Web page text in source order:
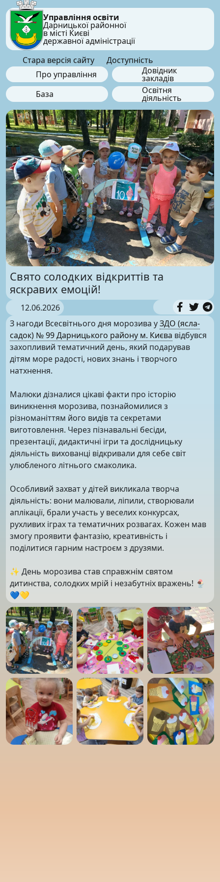
Управління освіти
Дарницької районної
в місті Києві
державної адміністрації
Стара версія сайту
Доступність
Про управління
Довідник
закладів
База
Освітня
діяльність
Свято солодких відкриттів та
яскравих емоцій!
12.06.2026
З нагоди Всесвітнього дня морозива уЗДО (ясла-
садок) № 99 Дарницького району м. Києва відбувся
захопливий тематичний день, який подарував
дітям море радості, нових знань і творчого
натхнення.
Малюки дізналися цікаві факти про історію
виникнення морозива, познайомилися з
різноманіттям його видів та секретами
виготовлення. Через пізнавальні бесіди,
презентації, дидактичні ігри та дослідницьку
діяльність вихованці відкривали для себе світ
улюбленого літнього смаколика.
Особливий захват у дітей викликала творча
діяльність: вони малювали, ліпили, створювали
аплікації, брали участь у веселих конкурсах,
рухливих іграх та тематичних розвагах. Кожен мав
змогу проявити фантазію, креативність і
поділитися гарним настроєм з друзями.
✨ День морозива став справжнім святом
дитинства, солодких мрій і незабутніх вражень! 🍨
💙💛